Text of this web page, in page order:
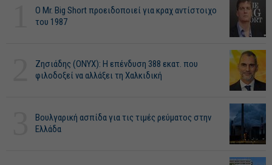
O Mr. Big Short προειδοποιεί για κραχ αντίστοιχο
του 1987
Ζησιάδης (ONYX): Η επένδυση 388 εκατ. που
φιλοδοξεί να αλλάξει τη Χαλκιδική
Βουλγαρική ασπίδα για τις τιμές ρεύματος στην
Ελλάδα